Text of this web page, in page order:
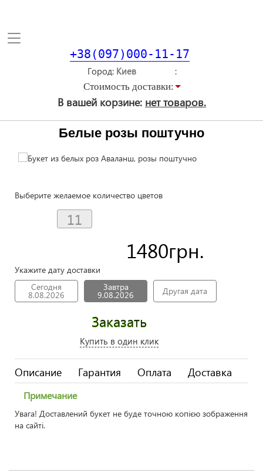
Toggle
+38(097)000-11-17
Город
Стоимость доставки:
В вашей корзине: нет товаров.
Белые розы поштучно
Выберите желаемое количество цветов
1480грн.
Укажите дату доставки
Сегодня
8.08.2026
Завтра
9.08.2026 Другая дата
Заказать
Купить в один клик
Описание Гарантия Оплата Доставка
Примечание
Увага! Доставлений букет не буде точною копією зображення
на сайті.